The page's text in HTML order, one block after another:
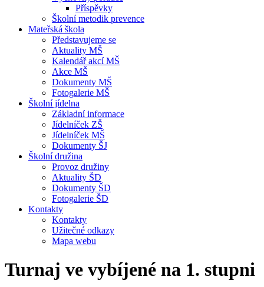
Příspěvky
Školní metodik prevence
Mateřská škola
Představujeme se
Aktuality MŠ
Kalendář akcí MŠ
Akce MŠ
Dokumenty MŠ
Fotogalerie MŠ
Školní jídelna
Základní informace
Jídelníček ZŠ
Jídelníček MŠ
Dokumenty ŠJ
Školní družina
Provoz družiny
Aktuality ŠD
Dokumenty ŠD
Fotogalerie ŠD
Kontakty
Kontakty
Užitečné odkazy
Mapa webu
Turnaj ve vybíjené na 1. stupni